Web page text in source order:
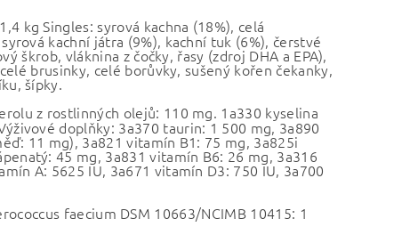
kg Singles: syrová kachna (18%), celá
kachní játra (9%), kachní tuk (6%), čerstvé
škrob, vláknina z čočky, řasy (zdroj DHA a EPA),
brusinky, celé borůvky, sušený kořen čekanky,
šípky.
z rostlinných olejů: 110 mg. 1a330 kyselina
doplňky: 3a370 taurin: 1 500 mg, 3a890
11 mg), 3a821 vitamín B1: 75 mg, 3a825i
45 mg, 3a831 vitamín B6: 26 mg, 3a316
A: 5625 IU, 3a671 vitamín D3: 750 IU, 3a700
faecium DSM 10663/NCIMB 10415: 1